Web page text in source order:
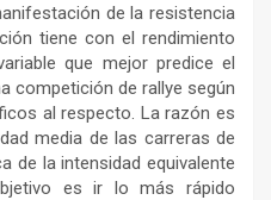
de la resistencia
tiene con el rendimiento
que mejor predice el
competición de rallye según
al respecto. La razón es
media de las carreras de
de la intensidad equivalente
es ir lo más rápido